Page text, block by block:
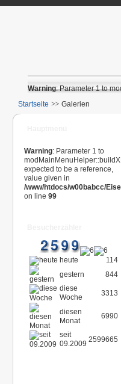
Warning: Parameter 1 to
Startseite
Galerien
Warning: Parameter 1 to
expected to be a reference,
value given in
/www/htdocs/w00babcc/
on line 99
heute
114
gestern
844
diese
Woche
3313
diesen
Monat
6990
seit
09.2009 2599665